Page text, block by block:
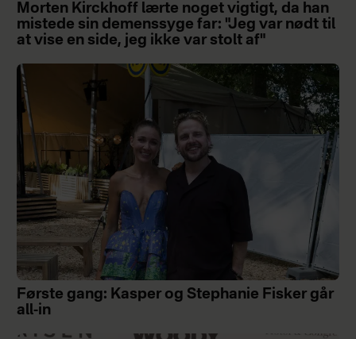
Morten Kirckhoff lærte noget vigtigt, da han
mistede sin demenssyge far: "Jeg var nødt til
at vise en side, jeg ikke var stolt af"
Første gang: Kasper og Stephanie Fisker går
all-in